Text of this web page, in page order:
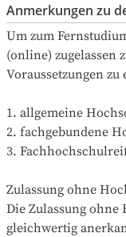
Anmerkungen zu
Um zum
(online) zugelassen
Voraussetzungen
1. allgemeine
2. fachgebundene
3.
Zulassung ohne
Die Zulassung
gleichwertig